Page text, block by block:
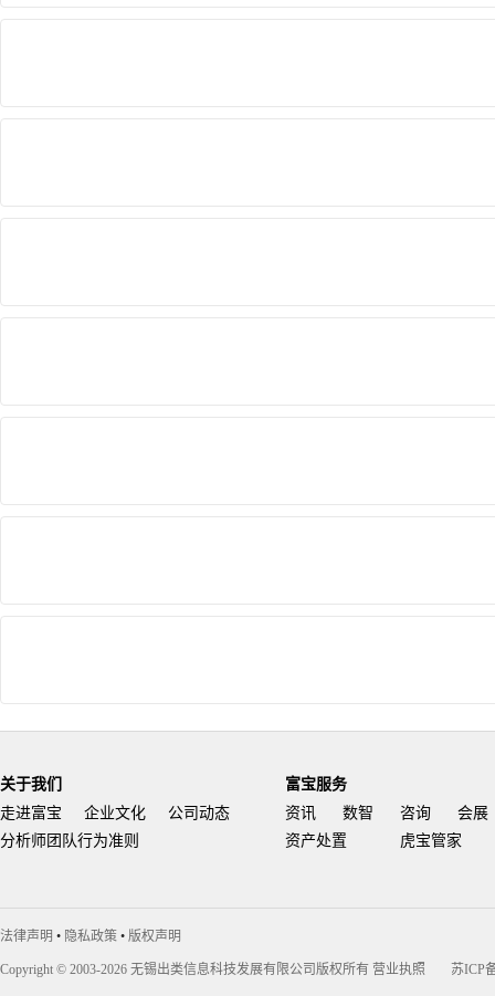
关于我们
走进富宝
企业文化
公司动态
分析师团队行为准则
富宝服务
资讯
数智 咨询
会展
资产处置
虎宝管家
法律声明 • 隐私政策 • 版权声明
Copyright © 2003-2026 无锡出类信息科技发展有限公司版权所有 营业执照 苏ICP